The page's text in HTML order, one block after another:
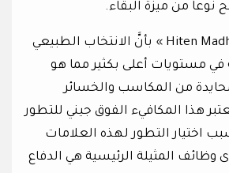
نوعاً من ميزة البقاء.
يقول العالم « Hiten Madhani » بأنَّ الانتخاب الطبيعي
في مستويات أعلى بكثير مما هو
من المكاسب والخسائر
هذا المكافيء الفوق جيني للتطور
اختيار التطور لهذه العلامات
وظائف المثيلة الرئيسية هي الدفاع